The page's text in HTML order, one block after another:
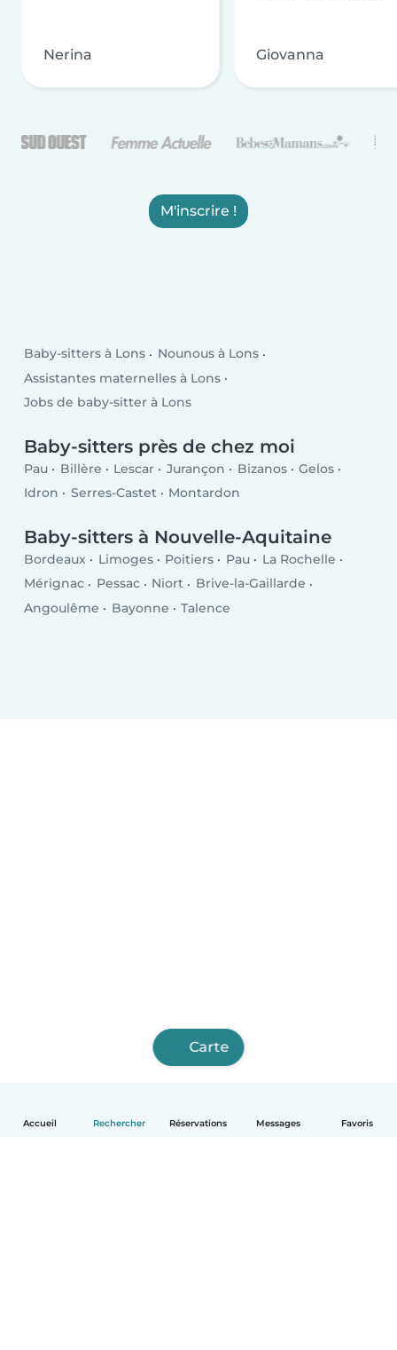
Accueil Rechercher Réservations Messages Favoris
Nerina Giovanna
M'inscrire !
Baby-sitters à Lons
Nounous à Lons
Assistantes maternelles à Lons
Jobs de baby-sitter à Lons
Baby-sitters près de chez moi
Pau Billère Lescar Jurançon Bizanos
Gelos
Idron
Serres-Castet Montardon
Baby-sitters à Nouvelle-Aquitaine
Bordeaux Limoges Poitiers Pau
La Rochelle
Mérignac
Pessac Niort
Brive-la-Gaillarde
Angoulême
Bayonne Talence
Carte